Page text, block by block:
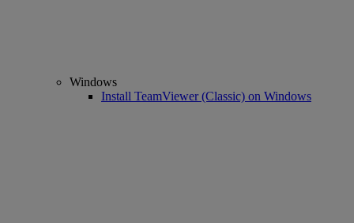
Windows
Install TeamViewer (Classic) on Windows